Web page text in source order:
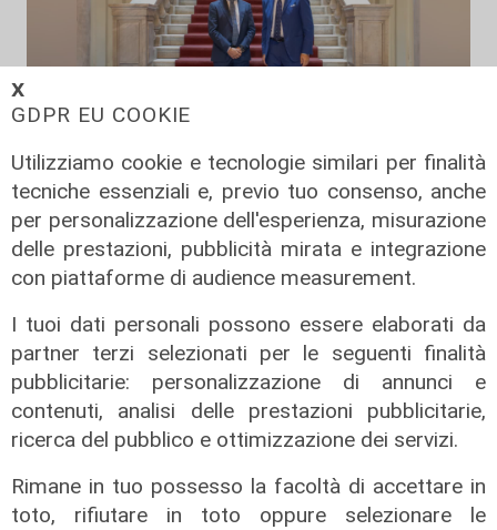
𝗫
GDPR EU COOKIE
Utilizziamo cookie e tecnologie similari per finalità
tecniche essenziali e, previo tuo consenso, anche
per personalizzazione dell'esperienza, misurazione
delle prestazioni, pubblicità mirata e integrazione
con piattaforme di audience measurement.
I tuoi dati personali possono essere elaborati da
partner terzi selezionati per le seguenti finalità
pubblicitarie: personalizzazione di annunci e
contenuti, analisi delle prestazioni pubblicitarie,
ricerca del pubblico e ottimizzazione dei servizi.
Rimane in tuo possesso la facoltà di accettare in
toto, rifiutare in toto oppure selezionare le
L'assemblea
Interporto di Vado, rinnovato il Cda:
Pierangelo Olivieri presidente
22/07/2026
di Redazione